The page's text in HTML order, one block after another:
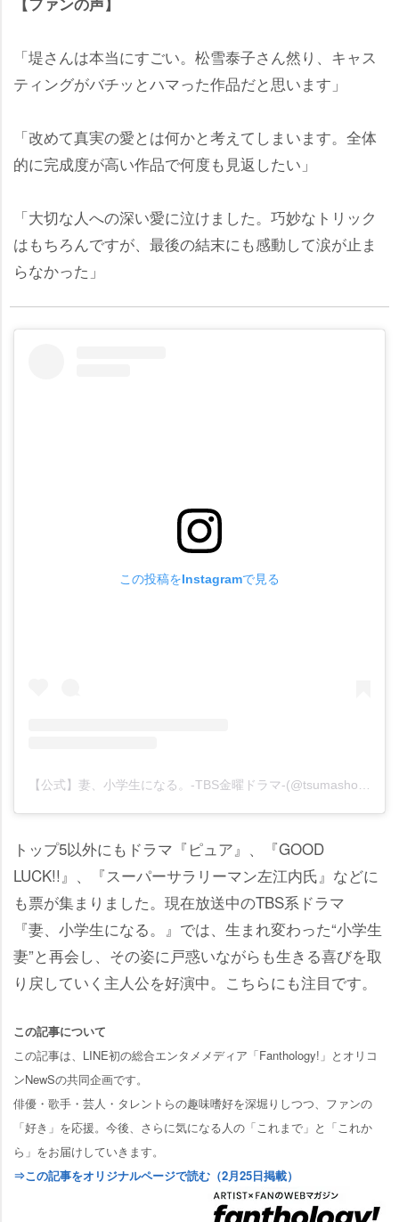
「堤さんは本当にすごい。松雪泰子さん然り、キャス
ティングがバチッとハマった作品だと思います」
「改めて真実の愛とは何かと考えてしまいます。全体
的に完成度が高い作品で何度も見返したい」
「大切な人への深い愛に泣けました。巧妙なトリック
はもちろんですが、最後の結末にも感動して涙が止ま
らなかった」
この投稿をInstagramで見る
トップ5以外にもドラマ『ピュア』、『GOOD
LUCK!!』、『スーパーサラリーマン左江内氏』などに
も票が集まりました。現在放送中のTBS系ドラマ
『妻、小学生になる。』では、生まれ変わった“小学生
妻”と再会し、その姿に戸惑いながらも生きる喜びを取
り戻していく主人公を好演中。こちらにも注目です。
この記事について
この記事は、LINE初の総合エンタメメディア「Fanthology!」とオリコ
ンNewSの共同企画です。
俳優・歌手・芸人・タレントらの趣味嗜好を深堀りしつつ、ファンの
「好き」を応援。今後、さらに気になる人の「これまで」と「これか
ら」をお届けしていきます。
⇒この記事をオリジナルページで読む（2月25日掲載）